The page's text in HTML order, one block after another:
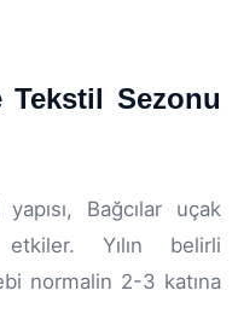
Tekstil Sezonu
Bağcılar uçak
Yılın belirli
normalin 2-3 katına